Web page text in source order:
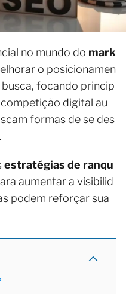
no mundo do mark
o posicionamen
focando princip
digital au
formas de se des
estratégias de ranqu
aumentar a visibilid
podem reforçar sua